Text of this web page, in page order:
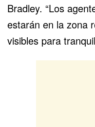
Bradley. “Los
estarán en la zona
visibles para